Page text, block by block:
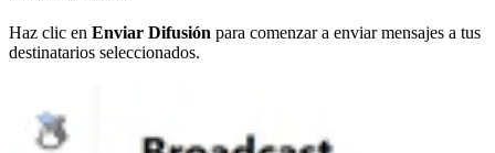
Haz clic en Enviar Difusión para comenzar a enviar mensajes a tus
destinatarios seleccionados.